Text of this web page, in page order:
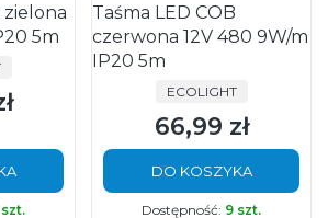
zielona
5m
Taśma LED COB
czerwona 12V 480 9W/m
IP20 5m
PRODUCENT
ECOLIGHT
Cena
66,99 zł
DO KOSZYKA
Dostępność: 9 szt.